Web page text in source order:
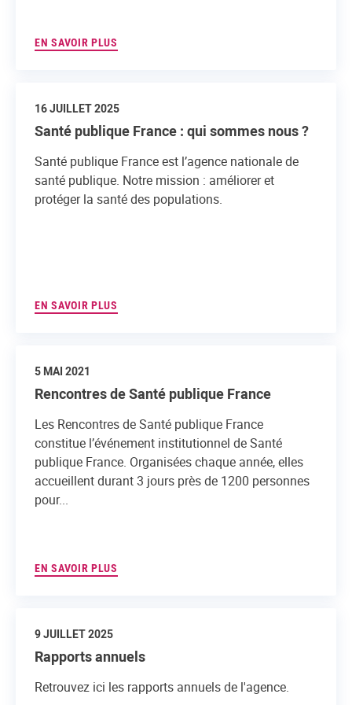
EN SAVOIR PLUS
16 JUILLET 2025
Santé publique France : qui sommes nous ?
Santé publique France est l’agence nationale de
santé publique. Notre mission : améliorer et
protéger la santé des populations.
EN SAVOIR PLUS
5 MAI 2021
Rencontres de Santé publique France
Les Rencontres de Santé publique France
constitue l’événement institutionnel de Santé
publique France. Organisées chaque année, elles
accueillent durant 3 jours près de 1200 personnes
pour...
EN SAVOIR PLUS
9 JUILLET 2025
Rapports annuels
Retrouvez ici les rapports annuels de l'agence.